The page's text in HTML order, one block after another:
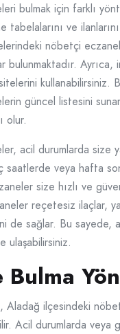
bulmak için farklı
tabelalarını ve
nöbetçi
bulunmaktadır. Ayrıca,
kullanabilirsiniz.
güncel listesini
olur.
acil durumlarda size
veya hafta
size hızlı ve
reçetesiz ilaçlar,
de sağlar. Bu sayede,
ulaşabilirsiniz.
Bulma
ilçesindeki
Acil durumlarda